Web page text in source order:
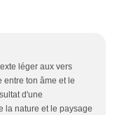
léger aux vers
entre ton âme et le
d'une
la nature et le paysage